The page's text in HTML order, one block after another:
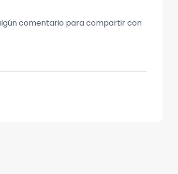
comentario para compartir con